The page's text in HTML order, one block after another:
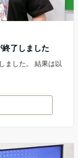
了しました
ました。 結果は以